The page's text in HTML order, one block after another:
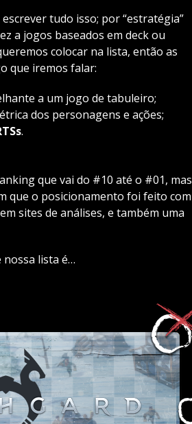
tudo isso; por “estratégia”
a jogos baseados em deck ou
colocar na lista, então as
que iremos falar:
a um jogo de tabuleiro;
dos personagens e ações;
.
que vai do #10 até o #01, mas
que o posicionamento foi feito com
sites de análises, e também uma
nossa lista é…